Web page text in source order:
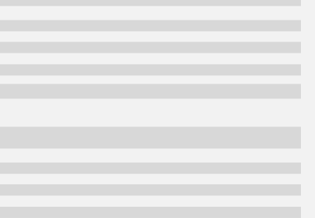
हैं. सबसे पारंपरिक तरीका ज्वेलरी, सिक्कों और प्रतिष्ठित ज्वेलर्स से बार के रूप में